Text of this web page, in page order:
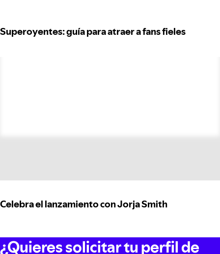
Superoyentes: guía para atraer a fans fieles
Celebra el lanzamiento con Jorja Smith
¿Quieres solicitar tu perfil de